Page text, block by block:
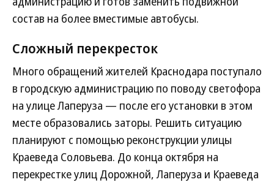
состав на более вместимые автобусы.
Сложный перекресток
Много обращений жителей Краснодара поступало
в городскую администрацию по поводу светофора
на улице Лаперуза — после его установки в этом
месте образовались заторы. Решить ситуацию
планируют с помощью реконструкции улицы
Краеведа Соловьева. До конца октября на
перекрестке улиц Дорожной, Лаперуза и Краеведа